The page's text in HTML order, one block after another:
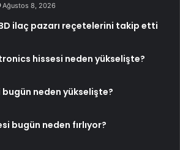
Ağustos 8, 2026
ilaç pazarı reçetelerini takip etti
hissesi neden yükselişte?
neden yükselişte?
bugün neden fırlıyor?